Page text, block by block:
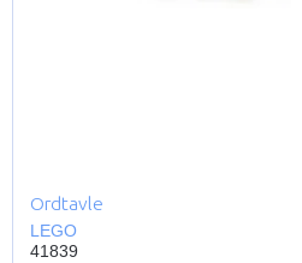
Ordtavle
LEGO
41839